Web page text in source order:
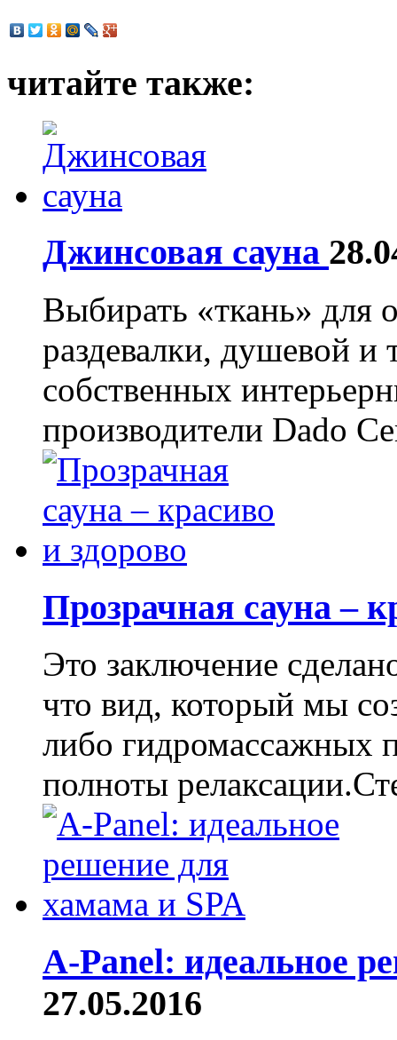
читайте также:
Джинсовая сауна
Выбирать «ткань» для
раздевалки, душевой и
собственных
производители Dado
Прозрачная сауна –
Это заключение
что вид, который мы
либо гидромассажных
полноты
A-Panel: идеальное
27.05.2016